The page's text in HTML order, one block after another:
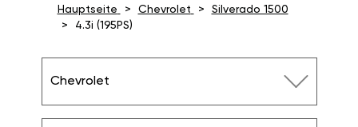
Hauptseite Chevrolet
Silverado 1500
4.3i (195PS)
Chevrolet